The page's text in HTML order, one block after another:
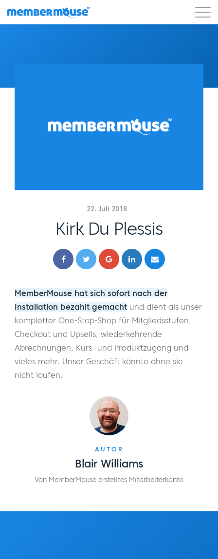
22. Juli 2018
Kirk Du Plessis
MemberMouse hat sich sofort nach der
Installation bezahlt gemacht und dient als unser
kompletter One-Stop-Shop für Mitgliedsstufen,
Checkout und Upsells, wiederkehrende
Abrechnungen, Kurs- und Produktzugang und
vieles mehr. Unser Geschäft könnte ohne sie
nicht laufen.
AUTOR
Blair Williams
Von MemberMouse erstelltes Mitarbeiterkonto